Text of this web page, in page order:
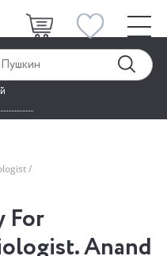
For
Anand